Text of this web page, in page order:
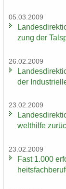
05.03.2009
zung der
26.02.2009
der
23.02.2009
welt­hil­fe
23.02.2009
Fast 1.000